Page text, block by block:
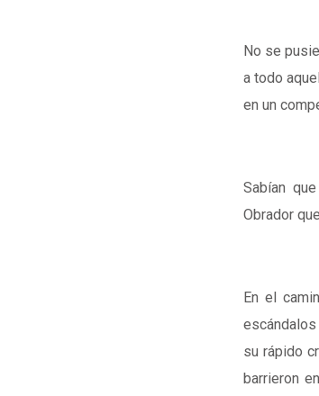
No se
a todo
en un
Sabían
Obrador
En el
su rápido
barrieron